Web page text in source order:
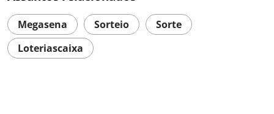
Megasena Sorteio
Sorte
Loteriascaixa